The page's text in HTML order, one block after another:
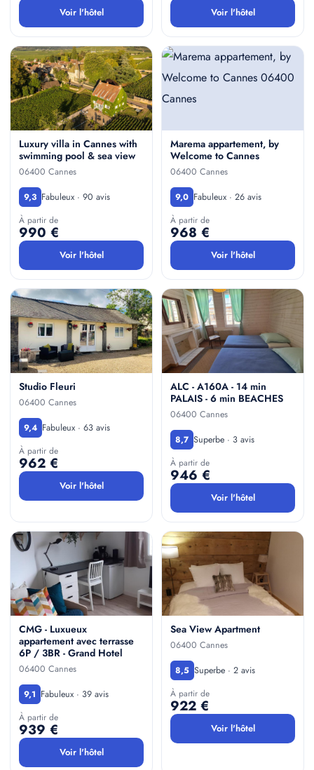
Voir l'hôtel Voir l'hôtel
Luxury villa in Cannes with
swimming pool & sea view
06400 Cannes
9,3 Fabuleux · 90 avis
À partir de
990 €
Voir l'hôtel
Marema appartement, by
Welcome to Cannes
06400 Cannes
9,0 Fabuleux · 26 avis
À partir de
968 €
Voir l'hôtel
Studio Fleuri
06400 Cannes
9,4 Fabuleux · 63 avis
À partir de
962 €
Voir l'hôtel
ALC - A160A - 14 min
PALAIS - 6 min BEACHES
06400 Cannes
8,7 Superbe · 3 avis
À partir de
946 €
Voir l'hôtel
CMG - Luxueux
appartement avec terrasse
6P / 3BR - Grand Hotel
06400 Cannes
9,1 Fabuleux · 39 avis
À partir de
939 €
Voir l'hôtel
Sea View Apartment
06400 Cannes
8,5 Superbe · 2 avis
À partir de
922 €
Voir l'hôtel